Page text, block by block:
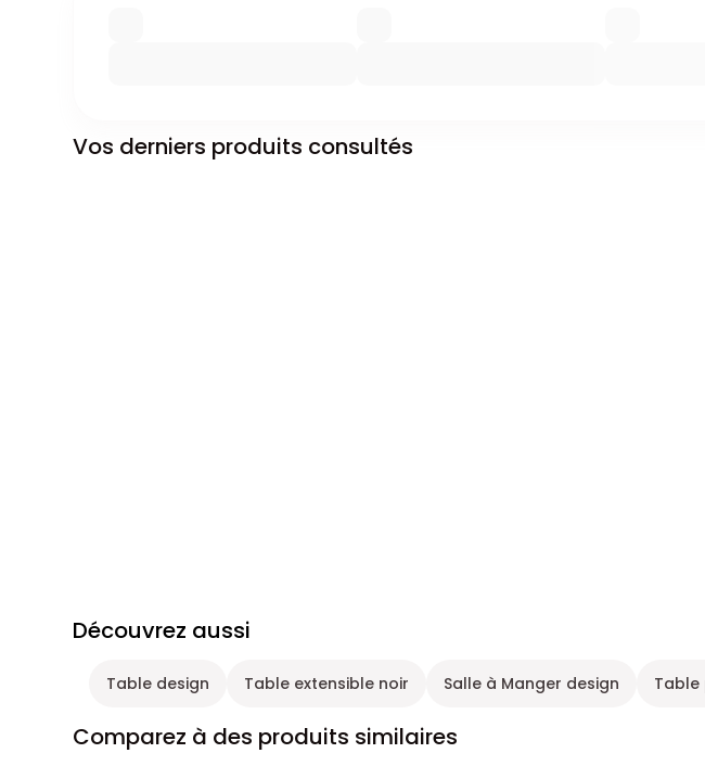
Vos derniers produits consultés
Découvrez aussi
Table design Table extensible noir Salle à Manger design Table
Comparez à des produits similaires